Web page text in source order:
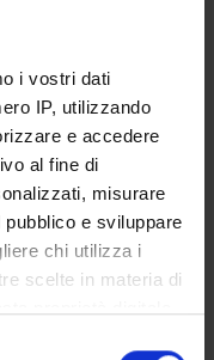
i vostri dati
IP, utilizzando
e accedere
al fine di
misurare
e sviluppare
chi utilizza i
scelte in materia di